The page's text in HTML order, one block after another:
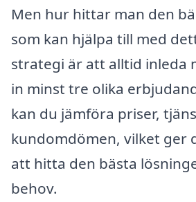
Men hur hittar man den
som kan hjälpa till med
strategi är att alltid inleda
in minst tre olika
kan du jämföra priser,
kundomdömen, vilket ger
att hitta den bästa
behov.